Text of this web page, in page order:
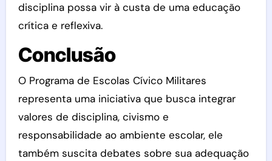
disciplina possa vir à custa de uma educação
crítica e reflexiva.
Conclusão
O Programa de Escolas Cívico Militares
representa uma iniciativa que busca integrar
valores de disciplina, civismo e
responsabilidade ao ambiente escolar, ele
também suscita debates sobre sua adequação